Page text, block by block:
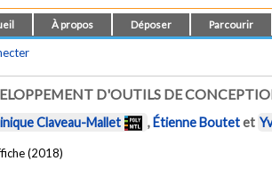
À propos Déposer Parcourir
D'OUTILS DE
Claveau-Mallet ,Étienne Boutetet
(2018)